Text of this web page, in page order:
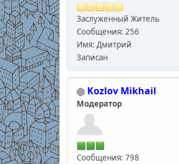
Заслуженный Житель
Сообщения: 256
Имя: Дмитрий
Записан
Kozlov Mikhail
Модератор
Сообщения: 798